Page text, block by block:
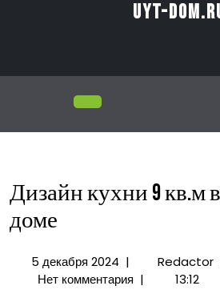
uyt-
Дизайн кухни 9 кв.м
доме
5 декабря 20245
декабря
| Redactor
Нет комментария | 13:12